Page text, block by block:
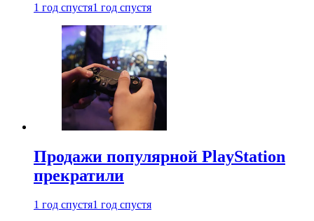
1 год спустя1 год спустя
Продажи популярной PlayStation
прекратили
1 год спустя1 год спустя